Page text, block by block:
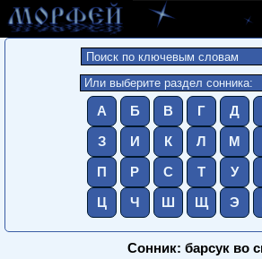
А Б В Г Д
З И К Л М
П Р С Т У
Ц Ч Ш Щ Э
Сонник: барсук во